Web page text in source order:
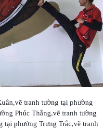
vẽ tranh tường tại phường
Phúc Thắng,vẽ tranh tường
tại phường Trưng Trắc,vẽ tranh